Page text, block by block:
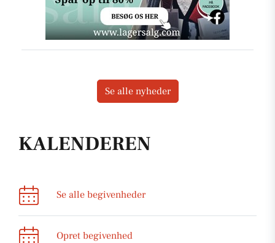
KALENDEREN
Se alle begivenheder
Opret begivenhed
Se alle nyheder